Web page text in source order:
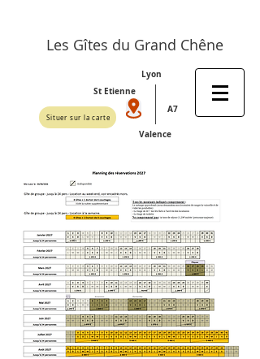
Les Gîtes du Grand Chêne
Lyon
St Etienne
Situer sur la carte
A7
Valence